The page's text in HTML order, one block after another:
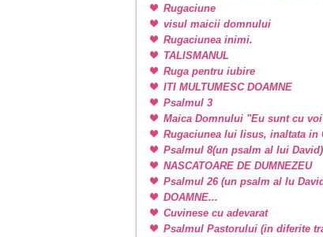
Rugaciune
visul maicii domnului
Rugaciunea inimi.
TALISMANUL
Ruga pentru iubire
ITI MULTUMESC DOAMNE
Psalmul 3
Maica Domnului "Eu sunt cu
Rugaciunea lui Iisus, inaltata in
Psalmul 8(un psalm al lui David)
NASCATOARE DE DUMNEZEU
Psalmul 26 (un psalm al lu
DOAMNE...
Cuvinese cu adevarat
Psalmul Pastorului (in diferite